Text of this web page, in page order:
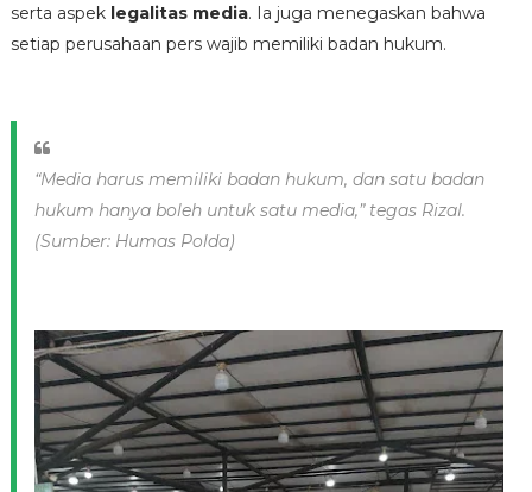
serta aspek legalitas media. Ia juga menegaskan bahwa
setiap perusahaan pers wajib memiliki badan hukum.
“Media harus memiliki badan hukum, dan satu badan
hukum hanya boleh untuk satu media,” tegas Rizal.
(Sumber: Humas Polda)